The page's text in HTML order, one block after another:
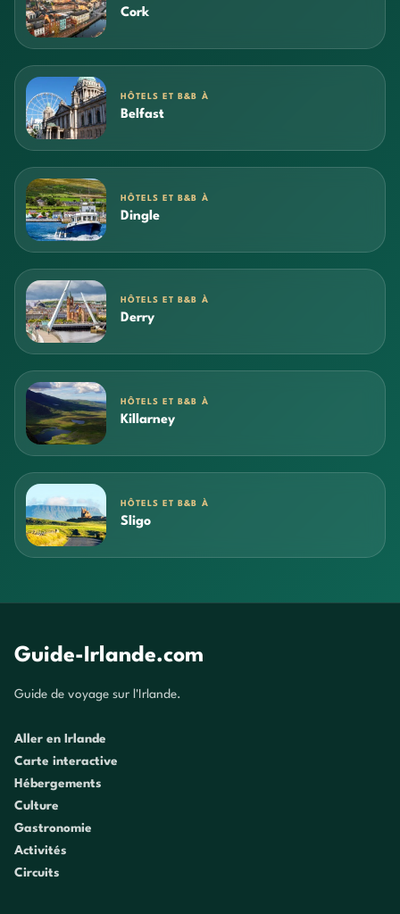
Cork
HÔTELS ET B&B À
Belfast
HÔTELS ET B&B À
Dingle
HÔTELS ET B&B À
Derry
HÔTELS ET B&B À
Killarney
HÔTELS ET B&B À
Sligo
Guide-Irlande.com
Guide de voyage sur l'Irlande.
Aller en Irlande
Carte interactive
Hébergements
Culture
Gastronomie
Activités
Circuits